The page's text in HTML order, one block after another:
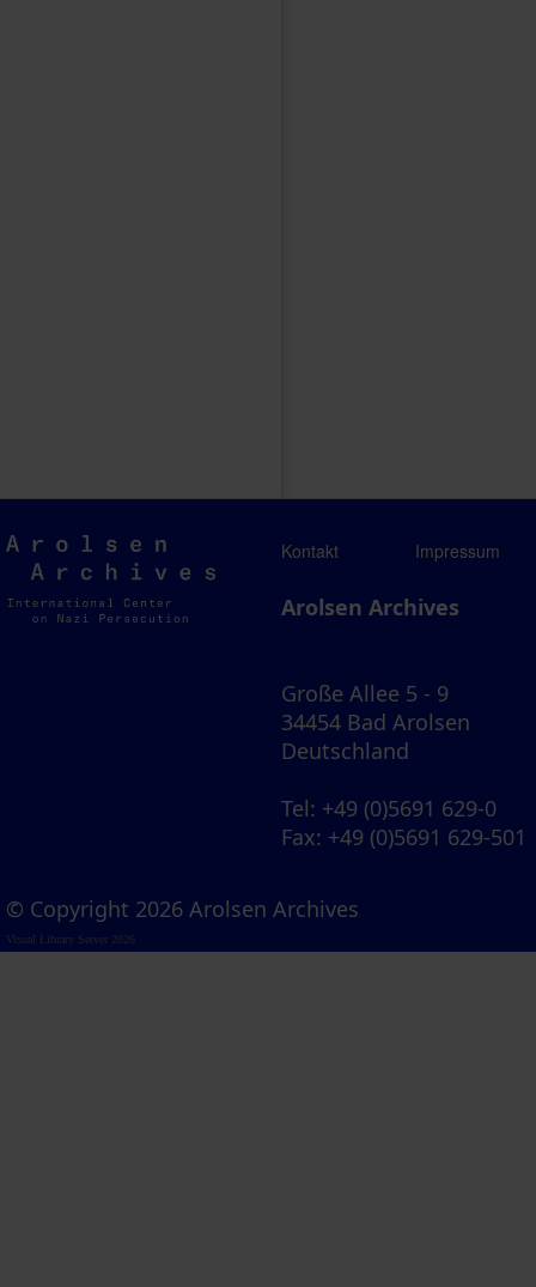
Arolsen
Archives
Kontakt Impressum
Arolsen Archives
Große Allee 5 - 9
34454 Bad Arolsen
Deutschland
Tel: +49 (0)5691 629-0
Fax: +49 (0)5691 629-501
© Copyright 2026 Arolsen Archives
Visual Library Server 2026